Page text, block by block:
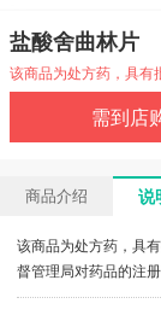
盐酸舍曲林片
该商品为处方药，具有
需到店
商品介绍 说
该商品为处方药，具
督管理局对药品的注册